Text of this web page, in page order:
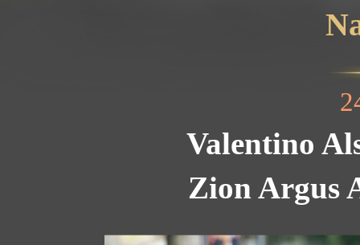
Valentino
Zion Argus